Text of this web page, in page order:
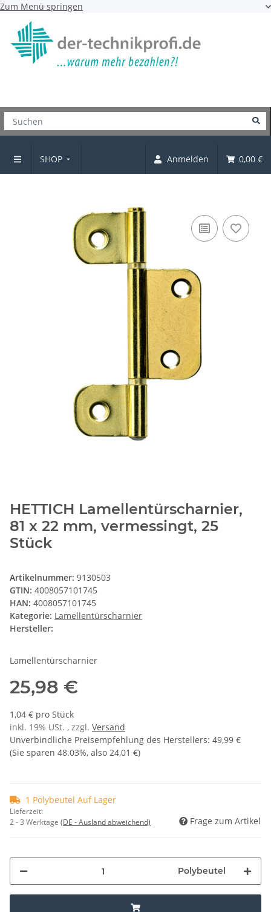
Zum Menü springen
SHOP Anmelden 0,00 €
Lamellentürscharnier
HETTICH Lamellentürscharnier,
81 x 22 mm, vermessingt, 25
Stück
Artikelnummer: 9130503
GTIN: 4008057101745
HAN: 4008057101745
Kategorie: Lamellentürscharnier
Hersteller:
Lamellentürscharnier
25,98 €
1,04 € pro Stück
inkl. 19% USt. , zzgl. Versand
Unverbindliche Preisempfehlung des Herstellers: 49,99 €
(Sie sparen 48.03%, also 24,01 €)
1 Polybeutel Auf Lager
Lieferzeit:
2 - 3 Werktage (DE - Ausland abweichend) Frage zum Artikel
Polybeutel